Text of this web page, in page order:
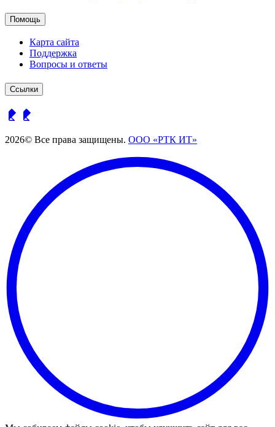
Помощь
Карта сайта
Поддержка
Вопросы и ответы
Ссылки
2026© Все права защищены. ООО «РТК ИТ»